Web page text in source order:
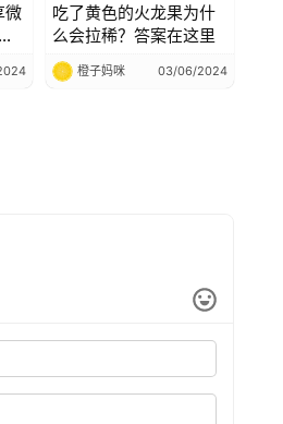
微
吃了黄色的火龙果为什
么会拉稀？答案在这里
橙子妈咪 03/06/2024